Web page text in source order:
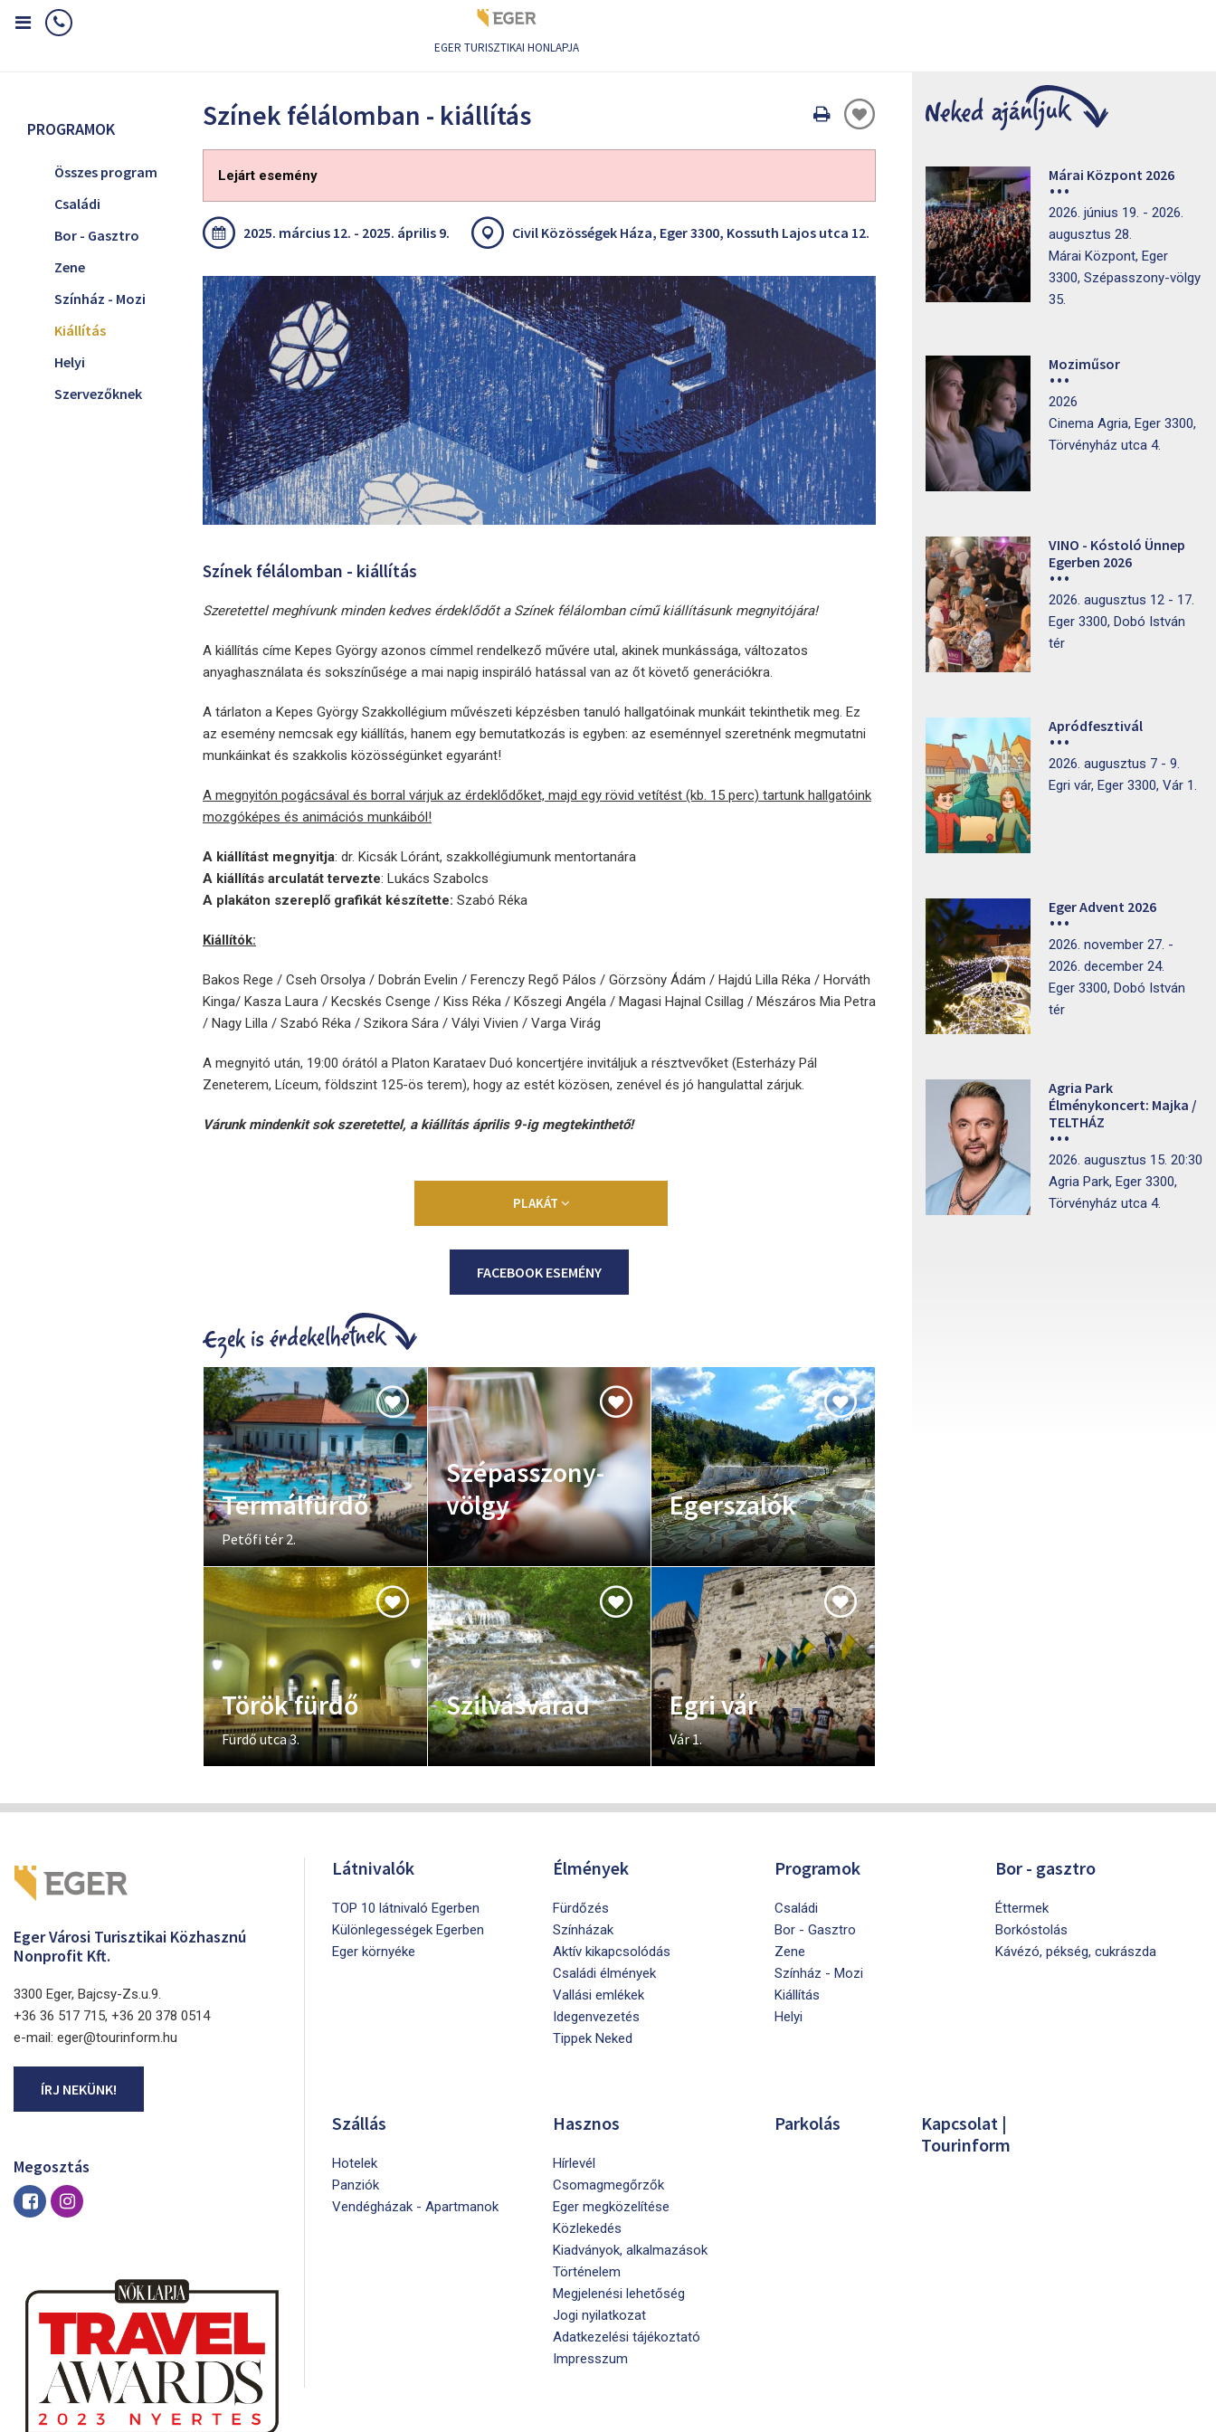
EGER TURISZTIKAI HONLAPJA
PROGRAMOK
Összes program
Családi
Bor - Gasztro
Zene
Színház - Mozi
Kiállítás
Helyi
Szervezőknek
Színek félálomban - kiállítás
Oldal
Lejárt esemény
2025. március 12. - 2025. április 9. Civil Közösségek Háza, Eger 3300, Kossuth Lajos utca 12.
Színek félálomban - kiállítás
Szeretettel meghívunk minden kedves érdeklődőt a Színek félálomban című kiállításunk megnyitójára!
A kiállítás címe Kepes György azonos címmel rendelkező művére utal, akinek munkássága, változatos
anyaghasználata és sokszínűsége a mai napig inspiráló hatással van az őt követő generációkra.
A tárlaton a Kepes György Szakkollégium művészeti képzésben tanuló hallgatóinak munkáit tekinthetik meg. Ez
az esemény nemcsak egy kiállítás, hanem egy bemutatkozás is egyben: az eseménnyel szeretnénk megmutatni
munkáinkat és szakkolis közösségünket egyaránt!
A megnyitón pogácsával és borral várjuk az érdeklődőket, majd egy rövid vetítést (kb. 15 perc) tartunk hallgatóink
mozgóképes és animációs munkáiból!
A kiállítást megnyitja: dr. Kicsák Lóránt, szakkollégiumunk mentortanára
A kiállítás arculatát tervezte: Lukács Szabolcs
A plakáton szereplő grafikát készítette: Szabó Réka
Kiállítók:
Bakos Rege / Cseh Orsolya / Dobrán Evelin / Ferenczy Regő Pálos / Görzsöny Ádám / Hajdú Lilla Réka / Horváth
Kinga/ Kasza Laura / Kecskés Csenge / Kiss Réka / Kőszegi Angéla / Magasi Hajnal Csillag / Mészáros Mia Petra
/ Nagy Lilla / Szabó Réka / Szikora Sára / Vályi Vivien / Varga Virág
A megnyitó után, 19:00 órától a Platon Karataev Duó koncertjére invitáljuk a résztvevőket (Esterházy Pál
Zeneterem, Líceum, földszint 125-ös terem), hogy az estét közösen, zenével és jó hangulattal zárjuk.
Várunk mindenkit sok szeretettel, a kiállítás április 9-ig megtekinthető!
PLAKÁT
FACEBOOK ESEMÉNY
Termálfürdő
Petőfi tér 2.
Szépasszony-
völgy
Egerszalók
Török fürdő
Fürdő utca 3.
Szilvásvárad Egri vár
Vár 1.
Márai Központ 2026
2026. június 19. - 2026.
augusztus 28.
Márai Központ, Eger
3300, Szépasszony-völgy
35.
Moziműsor
2026
Cinema Agria, Eger 3300,
Törvényház utca 4.
VINO - Kóstoló Ünnep
Egerben 2026
2026. augusztus 12 - 17.
Eger 3300, Dobó István
tér
Apródfesztivál
2026. augusztus 7 - 9.
Egri vár, Eger 3300, Vár 1.
Eger Advent 2026
2026. november 27. -
2026. december 24.
Eger 3300, Dobó István
tér
Agria Park
Élménykoncert: Majka /
TELTHÁZ
2026. augusztus 15. 20:30
Agria Park, Eger 3300,
Törvényház utca 4.
Eger Városi Turisztikai Közhasznú
Nonprofit Kft.
3300 Eger, Bajcsy-Zs.u.9.
+36 36 517 715, +36 20 378 0514
e-mail: eger@tourinform.hu
ÍRJ NEKÜNK!
Megosztás
Látnivalók
TOP 10 látnivaló Egerben
Különlegességek Egerben
Eger környéke
Élmények
Fürdőzés
Színházak
Aktív kikapcsolódás
Családi élmények
Vallási emlékek
Idegenvezetés
Tippek Neked
Programok
Családi
Bor - Gasztro
Zene
Színház - Mozi
Kiállítás
Helyi
Bor - gasztro
Éttermek
Borkóstolás
Kávézó, pékség, cukrászda
Szállás
Hotelek
Panziók
Vendégházak - Apartmanok
Hasznos
Hírlevél
Csomagmegőrzők
Eger megközelítése
Közlekedés
Kiadványok, alkalmazások
Történelem
Megjelenési lehetőség
Jogi nyilatkozat
Adatkezelési tájékoztató
Impresszum
Parkolás
Kapcsolat |
Tourinform